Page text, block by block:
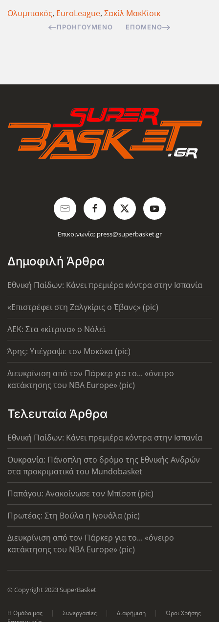
Ολυμπιακός, EuroLeague, Σακίλ ΜακΚίσικ
ΠΡΟΗΓΟΎΜΕΝΟ ΕΠΌΜΕΝΟ
Επικοινωνία: press@superbasket.gr
Δημοφιλή Άρθρα
Εθνική Παίδων: Κάνει πρεμιέρα κόντρα στην Ισπανία
«Επιστρέφει στη Ζαλγκίρις ο Έβανς» (pic)
AEK: Στα «κίτρινα» ο Νόλεϊ
Άρης: Υπέγραψε τον Μοκόκα (pic)
Διευκρίνιση από τον Πάρκερ για το... «όνειρο
κατάκτησης του ΝΒΑ Europe» (pic)
Τελευταία Άρθρα
Εθνική Παίδων: Κάνει πρεμιέρα κόντρα στην Ισπανία
Ουκρανία: Πάνοπλη στο δρόμο της Εθνικής Ανδρών
στα προκριματικά του Mundobasket
Παπάγου: Ανακοίνωσε τον Μπίσοπ (pic)
Πρωτέας: Στη Βούλα η Ιγουάλα (pic)
Διευκρίνιση από τον Πάρκερ για το... «όνειρο
κατάκτησης του ΝΒΑ Europe» (pic)
© Copyright 2023 SuperBasket
Η Ομάδα μας Συνεργασίες Διαφήμιση
Όροι Χρήσης